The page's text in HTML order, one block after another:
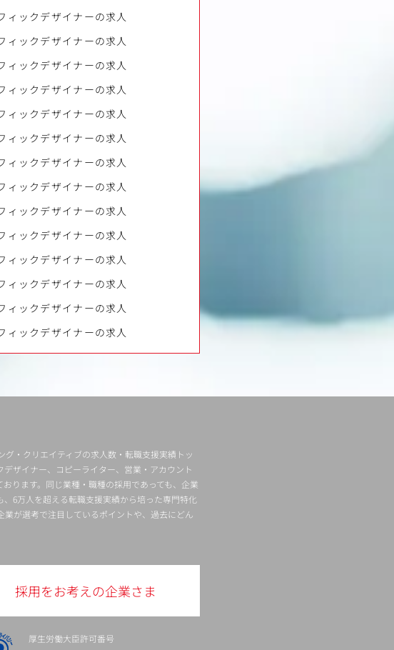
ィックデザイナーの求人
ィックデザイナーの求人
ィックデザイナーの求人
ィックデザイナーの求人
ィックデザイナーの求人
ィックデザイナーの求人
ィックデザイナーの求人
ィックデザイナーの求人
ィックデザイナーの求人
ィックデザイナーの求人
ィックデザイナーの求人
ィックデザイナーの求人
ィックデザイナーの求人
ィックデザイナーの求人
・クリエイティブの求人数・転職支援実績トッ
ザイナー、コピーライター、営業・アカウント
ります。同じ業種・職種の採用であっても、企業
6万人を超える転職支援実績から培った専門特化
が選考で注目しているポイントや、過去にどん
採用をお考えの企業さま
厚生労働大臣許可番号